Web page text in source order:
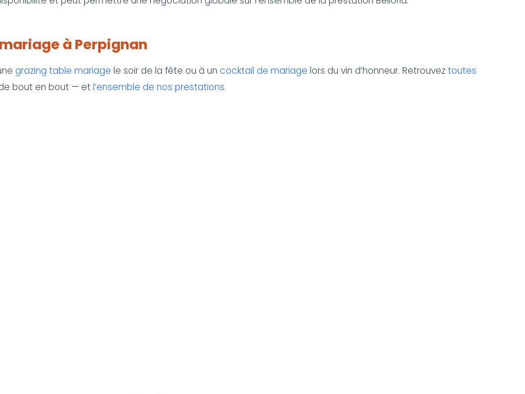
à Perpignan
grazing table mariage le soir de la fête ou à uncocktail de mariage lors du vin d’honneur. Retrouveztoutes
bout en bout — etl’ensemble de nos prestations.